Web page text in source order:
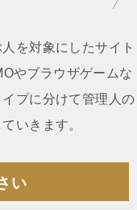
を対象にしたサイト
やブラウザゲームな
プに分けて管理人の
いきます。
い